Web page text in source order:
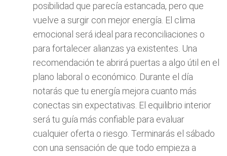
posibilidad que parecía estancada, pero que
vuelve a surgir con mejor energía. El clima
emocional será ideal para reconciliaciones o
para fortalecer alianzas ya existentes. Una
recomendación te abrirá puertas a algo útil en el
plano laboral o económico. Durante el día
notarás que tu energía mejora cuanto más
conectas sin expectativas. El equilibrio interior
será tu guía más confiable para evaluar
cualquier oferta o riesgo. Terminarás el sábado
con una sensación de que todo empieza a